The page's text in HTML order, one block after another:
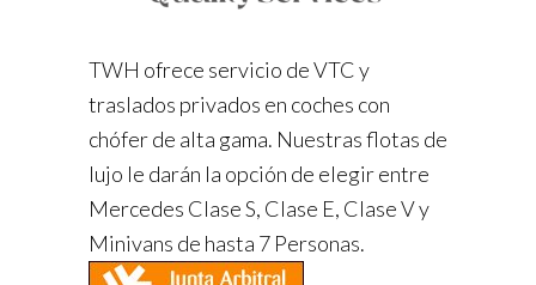
TWH ofrece servicio de VTC y
traslados privados en coches con
chófer de alta gama. Nuestras flotas de
lujo le darán la opción de elegir entre
Mercedes Clase S, Clase E, Clase V y
Minivans de hasta 7 Personas.